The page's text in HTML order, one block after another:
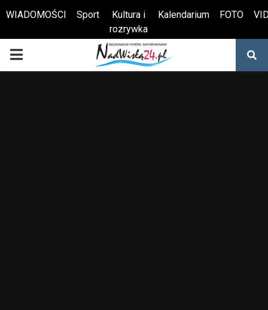
Otwórz pasek narzędzi
WIADOMOŚCI Sport
Kultura i
rozrywka
Kalendarium FOTO
PRIMARY